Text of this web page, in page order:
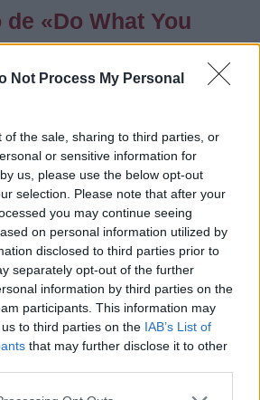
Not Process My Personal
of the sale, sharing to third parties, or
or sensitive information for
us, please use the below opt-out
selection. Please note that after your
you may continue seeing
on personal information utilized by
disclosed to third parties prior to
separately opt-out of the further
information by third parties on the
participants. This information may
to third parties on the IAB’s List of
that may further disclose it to other
«Do What You
Concert/Live Concert/Live
Live Concert/Live
Téléchargement
Vidéos